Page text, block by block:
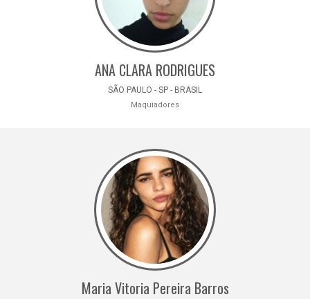
ANA CLARA RODRIGUES
SÃO PAULO - SP - BRASIL
Maquiadores
Maria Vitoria Pereira Barros